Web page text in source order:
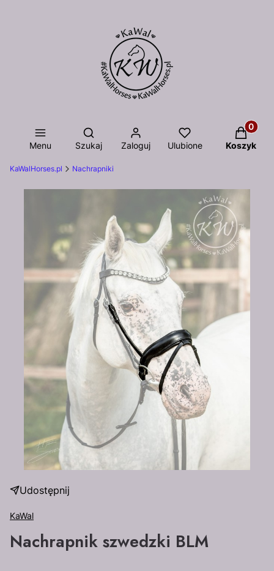
Menu
Otwórz wyszukiwarkę
Szukaj Zaloguj Ulubione Koszyk
KaWalHorses.pl Nachrapniki
Udostępnij
KaWal
Nachrapnik szwedzki BLM